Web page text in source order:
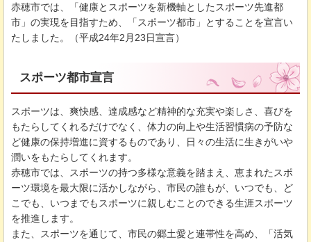
赤穂市では、「健康とスポーツを新機軸としたスポーツ先進都
市」の実現を目指すため、「スポーツ都市」とすることを宣言い
たしました。（平成24年2月23日宣言）
スポーツ都市宣言
スポーツは、爽快感、達成感など精神的な充実や楽しさ、喜びを
もたらしてくれるだけでなく、体力の向上や生活習慣病の予防な
ど健康の保持増進に資するものであり、日々の生活に生きがいや
潤いをもたらしてくれます。
赤穂市では、スポーツの持つ多様な意義を踏まえ、恵まれたスポ
ーツ環境を最大限に活かしながら、市民の誰もが、いつでも、ど
こでも、いつまでもスポーツに親しむことのできる生涯スポーツ
を推進します。
また、スポーツを通じて、市民の郷土愛と連帯性を高め、「活気